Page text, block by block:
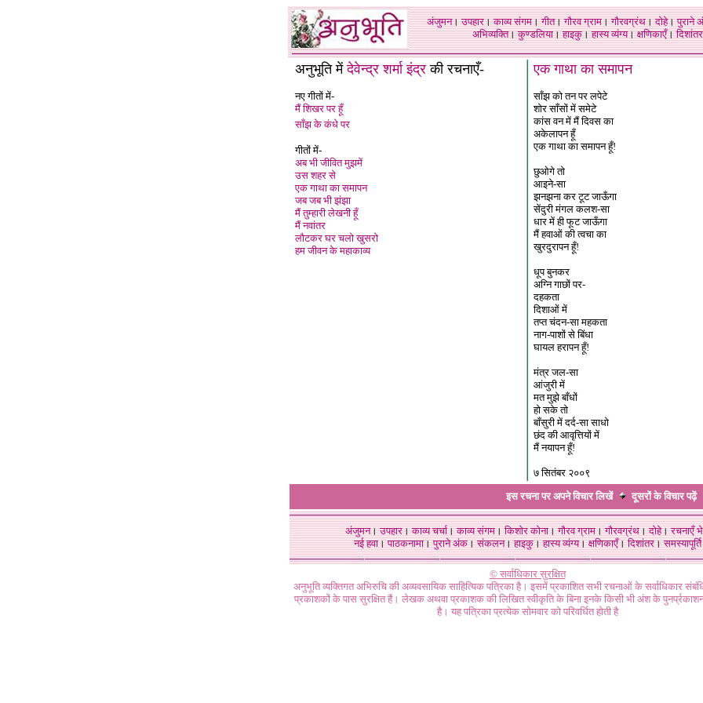
अंजुमन।उपहार।काव्य संगम।गीत।गौरव ग्राम।गौरवग्रंथ।दोहे।पुराने
अभिव्यक्ति।कुण्डलिया।हाइकु।हास्य व्यंग्य।क्षणिकाएँ।दिशांतर
अनुभूति मेंदेवेन्द्र शर्मा इंद्र की रचनाएँ-
नए गीतों में-
मैं शिखर पर हूँ
साँझ के कंधे पर
गीतों में-
अब भी जीवित मुझमें
उस शहर से
एक गाथा का समापन
जब जब भी झंझा
मैं तुम्हारी लेखनी हूँ
मैं नवांतर
लौटकर घर चलो खुसरो
हम जीवन के महाकाव्य
एक गाथा का समापन
साँझ को तन पर लपेटे
शोर साँसों में समेटे
कांस वन में मैं दिवस का
अकेलापन हूँ
एक गाथा का समापन हूँ!
छुओगे तो
आइने-सा
झनझना कर टूट जाऊँगा
सेंदुरी मंगल कलश-सा
धार में ही फूट जाऊँगा
मैं हवाओं की त्वचा का
खुरदुरापन हूँ!
धूप बुनकर
अग्नि गाछों पर-
दहकता
दिशाओं में
तप्त चंदन-सा महकता
नाग-पाशों से बिंधा
घायल हरापन हूँ!
मंत्र जल-सा
आंजुरी में
मत मुझे बाँधों
हो सके तो
बाँसुरी में दर्द-सा साधो
छंद की आवृत्तियों में
मैं नयापन हूँ!
७ सितंबर २००९
इस रचना पर अपने विचार लिखें
दूसरों के विचारपढ़ें
अंजुमन।उपहार।काव्य चर्चा।काव्य संगम।किशोर कोना।गौरव ग्राम।गौरवग्रंथ।दोहे।रचनाएँ
नई हवा। पाठकनामा। पुराने अंक। संकलन। हाइकु। हास्य व्यंग्य। क्षणिकाएँ। दिशांतर। समस्यापूर्ति
© सर्वाधिकार सुरक्षित
अनुभूति व्यक्तिगत अभिरुचि की अव्यवसायिक साहित्यिक पत्रिका है। इसमें प्रकाशित सभी रचनाओं के सर्वाधिकार
प्रकाशकों के पास सुरक्षित हैं। लेखक अथवा प्रकाशक की लिखित स्वीकृति के बिना इनके किसी भी अंश के
है। यह पत्रिका प्रत्येक सोमवार को परिवर्धित होती है